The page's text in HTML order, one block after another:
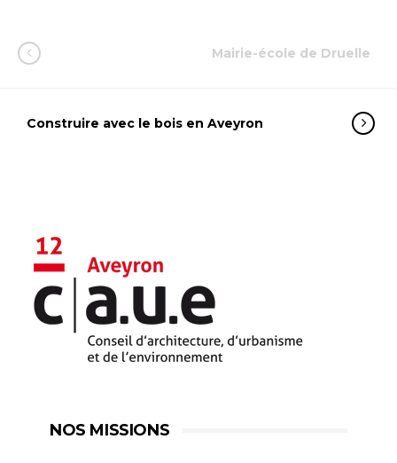
Mairie-école de Druelle
Construire avec le bois en Aveyron
NOS MISSIONS